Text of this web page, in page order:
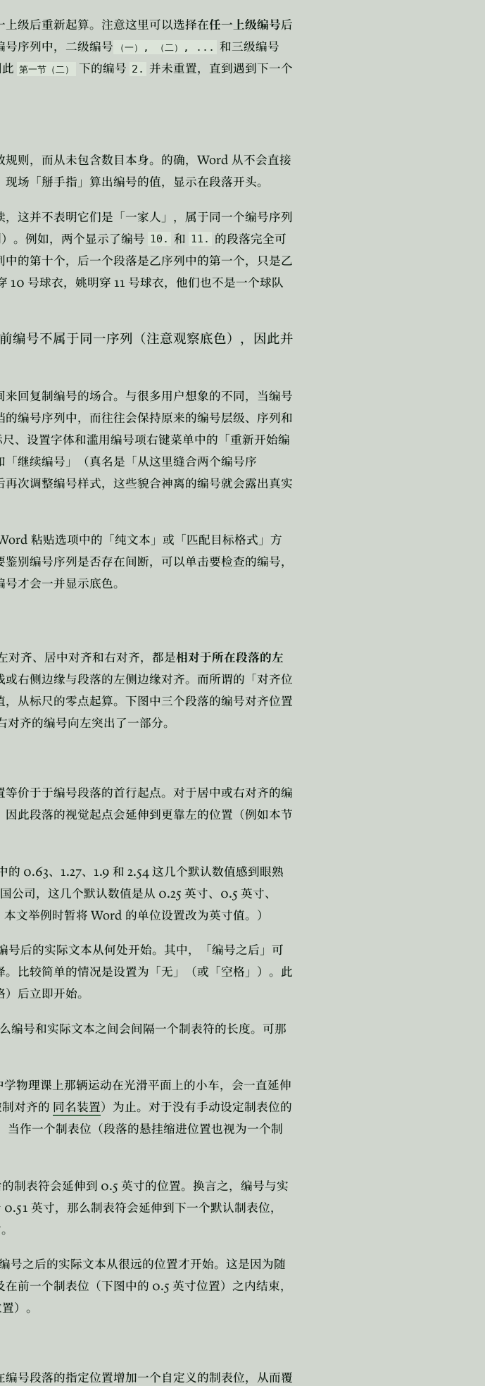
上级后重新起算。注意这里可以选择在任一上级编号后
号序列中，二级编号 （一） , （二） , ... 和三级编号
第一节（二） 下的编号 2.
并未重置，直到遇到下一个
则，而从未包含数目本身。的确， Word 从不会直接
场「掰手指」算出编号的值，显示在段落开头。
这并不表明它们是「一家人」，属于同一个编号序列
。例如，两个显示了编号 10. 和 11.
的段落完全可
的第十个，后一个段落是乙序列中的第一个，只是乙
10 号球衣，姚明穿 11 号球衣，他们也不是一个球队
回复制编号的场合。与很多用户想象的不同，当编号
编号序列中，而往往会保持原来的编号层级、序列和
、设置字体和滥用编号项右键菜单中的「重新开始编
继续编号」（真名是「从这里缝合两个编号序
次调整编号样式，这些貌合神离的编号就会露出真实
粘贴选项中的「纯文本」或「匹配目标格式」方
别编号序列是否存在间断，可以单击要检查的编号，
才会一并显示底色。
对齐、居中对齐和右对齐，都是相对于所在段落的左
右侧边缘与段落的左侧边缘对齐。而所谓的「对齐位
从标尺的零点起算。下图中三个段落的编号对齐位置
齐的编号向左突出了一部分。
价于于编号段落的首行起点。对于居中或右对齐的编
此段落的视觉起点会延伸到更靠左的位置（例如本节
的 0.63、 1.27、 1.9 和 2.54这几个默认数值感到眼熟
公司，这几个默认数值是从 0.25 英寸、 0.5 英寸、
文举例时暂将 Word 的单位设置改为英寸值。）
号后的实际文本从何处开始。其中，「编号之后」可
比较简单的情况是设置为「无」（或「空格」）。此
后立即开始。
编号和实际文本之间会间隔一个制表符的长度。可那
物理课上那辆运动在光滑平面上的小车，会一直延伸
对齐的 同名装置）为止。对于没有手动设定制表位的
当作一个制表位（段落的悬挂缩进位置也视为一个制
制表符会延伸到 0.5 英寸的位置。换言之，编号与实
0.51 英寸，那么制表符会延伸到下一个默认制表位，
号之后的实际文本从很远的位置才开始。这是因为随
前一个制表位（下图中的 0.5 英寸位置）之内结束，
）。
号段落的指定位置增加一个自定义的制表位，从而覆